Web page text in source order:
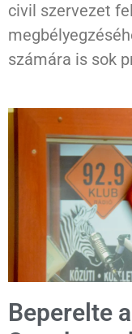
civil szervezet
számára is sok
Beperelte